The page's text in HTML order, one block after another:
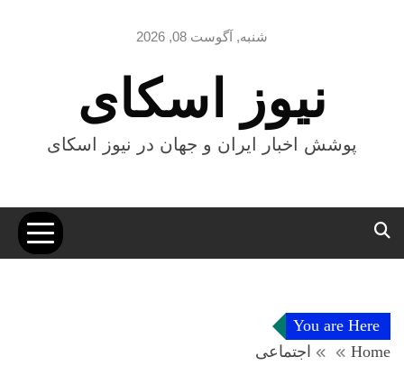
شنبه, آگوست 08, 2026
نیوز اسکای
پوشش اخبار ایران و جهان در نیوز اسکای
You are Here
Home
اجتماعی